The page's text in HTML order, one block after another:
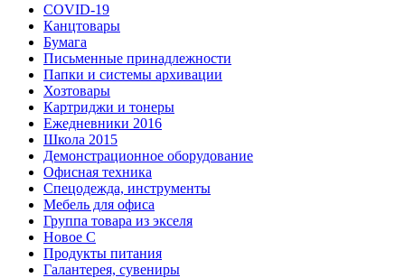
COVID-19
Канцтовары
Бумага
Письменные принадлежности
Папки и системы архивации
Хозтовары
Картриджи и тонеры
Ежедневники 2016
Школа 2015
Демонстрационное оборудование
Офисная техника
Спецодежда, инструменты
Мебель для офиса
Группа товара из экселя
Новое С
Продукты питания
Галантерея, сувениры